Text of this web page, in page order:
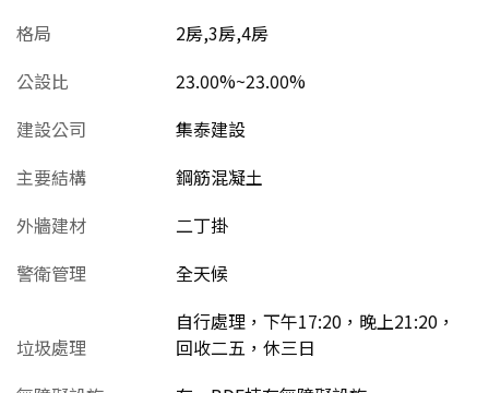
格局
2房,3房,4房
公設比
23.00%~23.00%
建設公司
集泰建設
主要結構
鋼筋混凝土
外牆建材
二丁掛
警衛管理
全天候
垃圾處理
自行處理，下午17:20，晚上21:20，
回收二五，休三日